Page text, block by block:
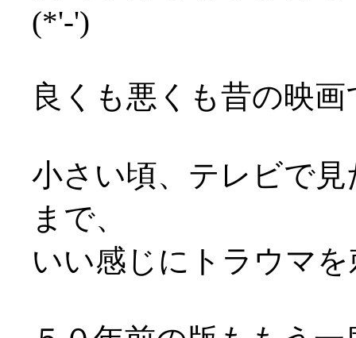
(*'-')
良くも悪くも昔の映
小さい頃、テレビで
まで、
いい感じにトラウマ